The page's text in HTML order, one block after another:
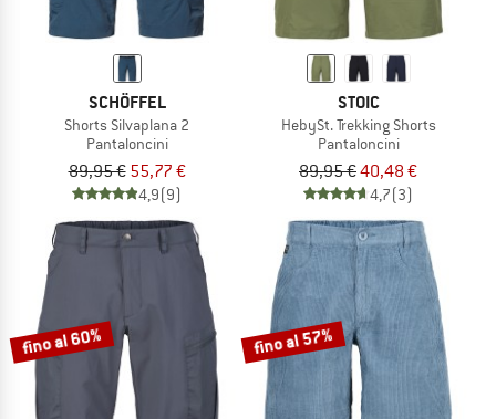
SCHÖFFEL
Shorts Silvaplana 2
Pantaloncini
89,95 € 55,77 €
4,9(9)
STOIC
HebySt. Trekking Shorts
Pantaloncini
89,95 €40,48 €
4,7(3)
fino al 60% fino al 57%